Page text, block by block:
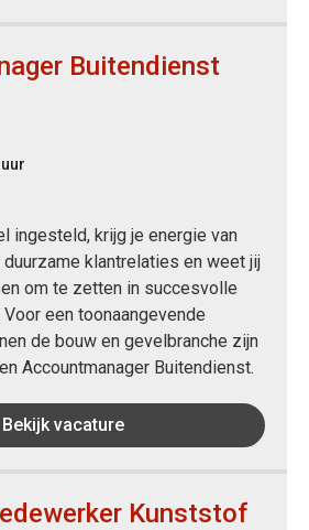
Buitendienst
ingesteld, krijg je energie van
klantrelaties en weet jij
om te zetten in succesvolle
een toonaangevende
de bouw en gevelbranche zijn
Accountmanager Buitendienst.
Bekijk vacature
Kunststof